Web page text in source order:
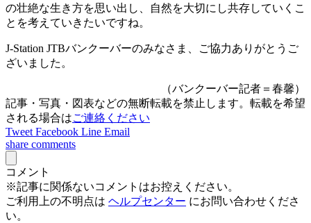
の壮絶な生き方を思い出し、自然を大切にし共存していくこ
とを考えていきたいですね。
J-Station JTBバンクーバーのみなさま、ご協力ありがとうご
ざいました。
（バンクーバー記者＝春馨）
記事・写真・図表などの無断転載を禁止します。転載を希望
される場合はご連絡ください
Tweet Facebook Line Email
share comments
コメント
※記事に関係ないコメントはお控えください。
ご利用上の不明点は ヘルプセンター にお問い合わせくださ
い。